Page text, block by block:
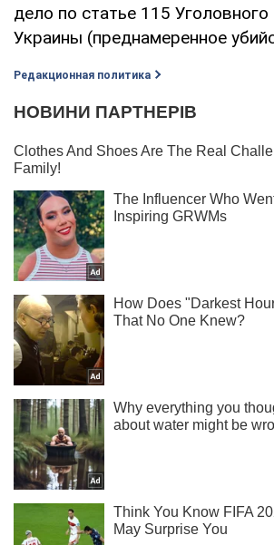
дело по статье 115 Уголовного
Украины (преднамеренное
Редакционная политика